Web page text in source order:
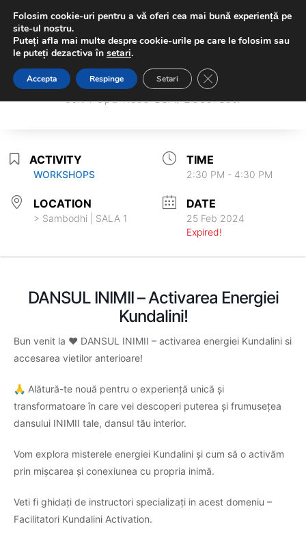
Sambodhi Studio
str. Popa Rusu 16A, Bucuresti
Sambodhi Studio
ACTIVITY
WORKSHOPS
TIME
2:30 PM - 4:30 PM
LOCATION
> Sambodhi | SALA 1
DATE
25 Feb 2024
Expired!
DANSUL INIMII – Activarea Energiei
Kundalini!
Bun venit la ❤️ DANSUL INIMII – activarea energiei Kundalini si
accesarea vietilor anterioare!
🙏 Alătură-te nouă pentru o experiență unică și
transformatoare în care vei descoperi puterea și frumusețea
dansului INIMII tale, dansul tău interior.
Vom explora misterele energiei Kundalini și cum să o activăm
prin mișcarea și conexiunea cu propria inimă.
Veti fi ghidați de instructori specializați in acest domeniu –
Facilitatori Kundalini Activation.
Folosim cookie-uri pentru a vă oferi cea mai bună experiență pe
site-ul nostru.
Puteți afla mai multe despre cookie-urile pe care le folosim sau
le puteți dezactiva în setari.
Accepta Respinge Setari Close GDPR Cookie